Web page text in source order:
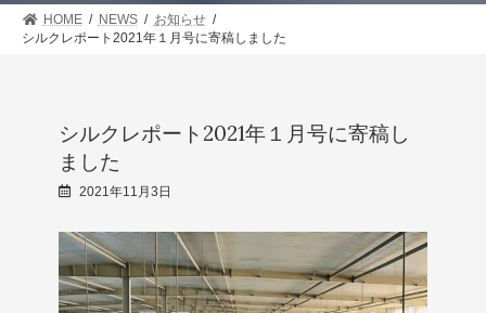
HOME NEWS
お知らせ
シルクレポート2021年１月号に寄稿しました
シルクレポート2021年１月号に寄稿し
ました
2021年11月3日